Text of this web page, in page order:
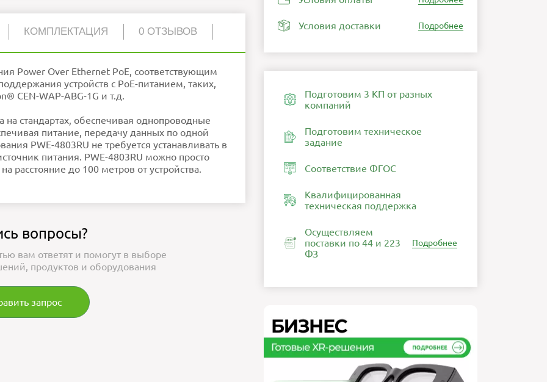
КОМПЛЕКТАЦИЯ 0 ОТЗЫВОВ
Power Over Ethernet PoE, соответствующим
устройств с PoE-питанием, таких,
CEN-WAP-ABG-1G и т.д.
стандартах, обеспечивая однопроводные
питание, передачу данных по одной
PWE-4803RU не требуется устанавливать в
питания. PWE-4803RU можно просто
расстояние до 100 метров от устройства.
32° до 104°F (0° до 40°C)
обычный текст!
вопросы?
вам ответят и помогут в выборе
продуктов и оборудования
запрос
Условия доставки Подробнее
Подготовим 3 КП от разных
компаний
Подготовим техническое
задание
Соответствие ФГОС
Квалифицированная
техническая поддержка
Осуществляем
поставки по 44 и 223
ФЗ
Подробнее